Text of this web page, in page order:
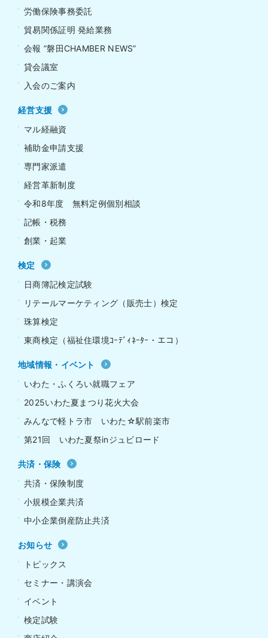
労働保険事務委託
貿易関係証明 発給業務
会報 ”磐田CHAMBER NEWS”
貸会議室
入会のご案内
経営支援
マル経融資
補助金申請支援
専門家派遣
経営革新制度
令和8年度 無料定例個別相談
記帳・税務
創業・起業
検定
日商簿記検定試験
リテールマーケティング（販売士）検定
珠算検定
東商検定（福祉住環境ｺｰﾃﾞｨﾈｰﾀｰ・エコ）
地域情報・イベント
いわた・ふくろい就職フェア
2025いわた夏まつり花火大会
みんなで軽トラ市 いわた☆駅前楽市
第21回 いわた夏祭inジュビロード
共済・保険
共済・保険制度
小規模企業共済
中小企業倒産防止共済
お知らせ
トピックス
セミナー・講演会
イベント
検定試験